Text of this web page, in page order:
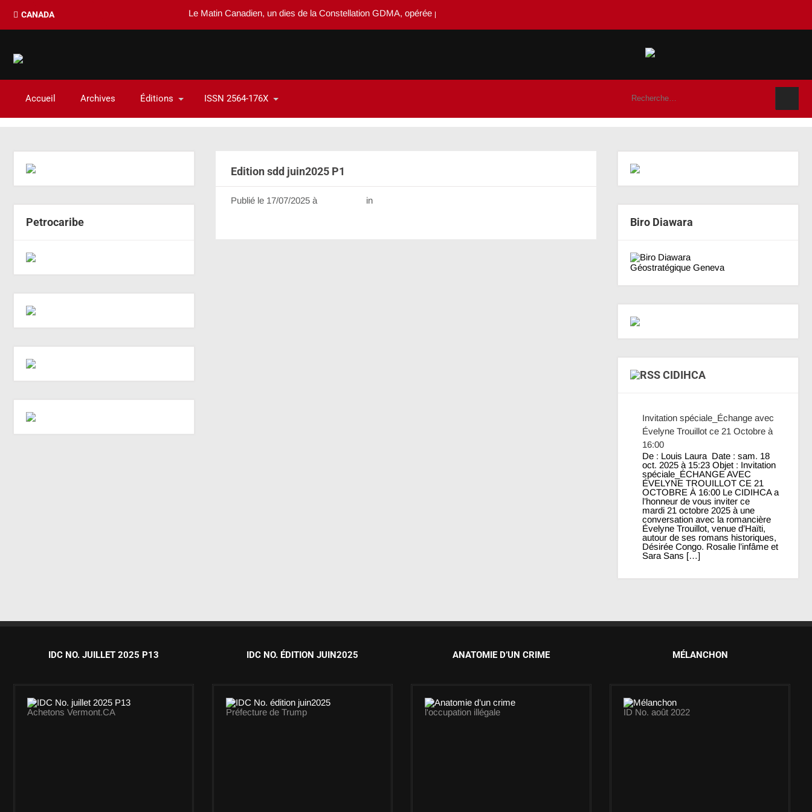
CANADA Le Matin Canadien, un dies de la Constellation GDMA, opérée par Système-dedieu
Accueil Archives Éditions ISSN 2564-176X
Petrocaribe
Edition sdd juin2025 P1
Publié le 17/07/2025 à in
Biro Diawara
Géostratégique Geneva
CIDIHCA
Invitation spéciale_Échange avec
Évelyne Trouillot ce 21 Octobre à
16:00
De : Louis Laura Date : sam. 18
oct. 2025 à 15:23 Objet : Invitation
spéciale_ÉCHANGE AVEC
ÉVELYNE TROUILLOT CE 21
OCTOBRE À 16:00 Le CIDIHCA a
l’honneur de vous inviter ce
mardi 21 octobre 2025 à une
conversation avec la romancière
Évelyne Trouillot, venue d’Haïti,
autour de ses romans historiques,
Désirée Congo. Rosalie l’infâme et
Sara Sans […]
IDC NO. JUILLET 2025 P13
Achetons Vermont.CA
IDC NO. ÉDITION JUIN2025
Préfecture de Trump
ANATOMIE D’UN CRIME
l'occupation illégale
MÉLANCHON
ID No. août 2022